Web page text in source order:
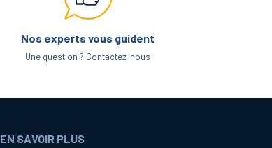
Nos experts vous guident
Une question ? Contactez-nous
EN SAVOIR PLUS